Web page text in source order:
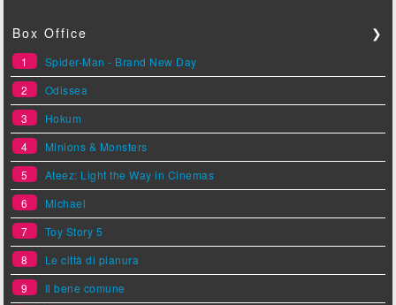
Box Office ❯
1
Spider-Man - Brand New Day
2
Odissea
3
Hokum
4
Minions & Monsters
5
Ateez: Light the Way in Cinemas
6
Michael
7
Toy Story 5
8
Le città di pianura
9
Il bene comune